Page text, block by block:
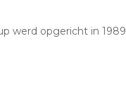
werd opgericht in